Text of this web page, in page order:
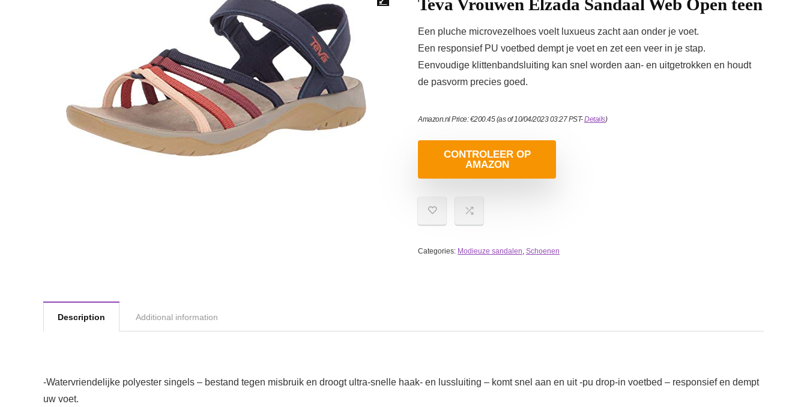
Teva Vrouwen Elzada Sandaal Web Open teen
Een pluche microvezelhoes voelt luxueus zacht aan onder je voet.
Een responsief PU voetbed dempt je voet en zet een veer in je stap.
Eenvoudige klittenbandsluiting kan snel worden aan- en uitgetrokken en houdt
de pasvorm precies goed.
Amazon.nl Price:€200.45(as of 10/04/2023 03:27 PST-Details)
CONTROLEER OP
AMAZON
Categories: Modieuze sandalen, Schoenen
Description Additional information
-Watervriendelijke polyester singels – bestand tegen misbruik en droogt ultra-snelle haak- en lussluiting – komt snel aan en uit -pu drop-in voetbed – responsief en dempt
uw voet.